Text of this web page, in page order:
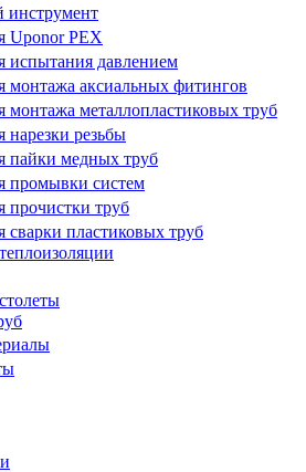
инструмент
Uponor PEX
испытания давлением
монтажа аксиальных фитингов
монтажа металлопластиковых труб
нарезки резьбы
пайки медных труб
промывки систем
прочистки труб
сварки пластиковых труб